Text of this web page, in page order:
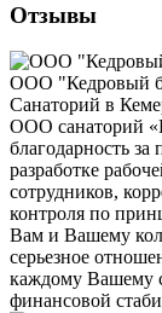
Отзывы
ООО "Кедровый
Санаторий в
ООО санаторий
благодарность за
разработке
сотрудников,
контроля по
Вам и Вашему
серьезное
каждому Вашему
финансовой